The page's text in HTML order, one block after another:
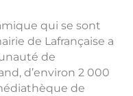
qui se sont
de Lafrançaise a
de
d’environ 2 000
de